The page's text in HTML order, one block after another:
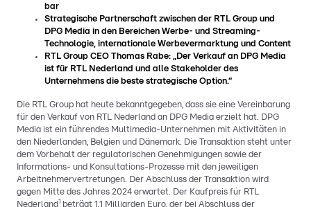
bar
Strategische Partnerschaft zwischen der RTL Group und
DPG Media in den Bereichen Werbe- und Streaming-
Technologie, internationale Werbevermarktung und Content
RTL Group CEO Thomas Rabe: „Der Verkauf an DPG Media
ist für RTL Nederland und alle Stakeholder des
Unternehmens die beste strategische Option.“
Die RTL Group hat heute bekanntgegeben, dass sie eine Vereinbarung
für den Verkauf von RTL Nederland an DPG Media erzielt hat. DPG
Media ist ein führendes Multimedia-Unternehmen mit Aktivitäten in
den Niederlanden, Belgien und Dänemark. Die Transaktion steht unter
dem Vorbehalt der regulatorischen Genehmigungen sowie der
Informations- und Konsultations-Prozesse mit den jeweiligen
Arbeitnehmervertretungen. Der Abschluss der Transaktion wird
gegen Mitte des Jahres 2024 erwartet. Der Kaufpreis für RTL
Nederland1 beträgt 1,1 Milliarden Euro, der bei Abschluss der